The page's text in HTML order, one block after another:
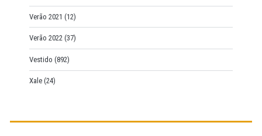
Verão 2021 (12)
Verão 2022 (37)
Vestido (892)
Xale (24)